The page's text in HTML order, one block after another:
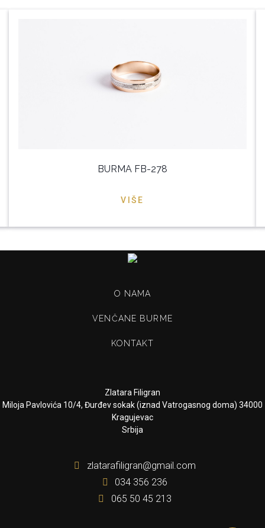
BURMA FB-278
VIŠE
O NAMA
VENČANE BURME
KONTAKT
Zlatara Filigran
Miloja Pavlovića 10/4, Đurđev sokak (iznad Vatrogasnog doma) 34000
Kragujevac
Srbija
zlatarafiligran@gmail.com
034 356 236
065 50 45 213